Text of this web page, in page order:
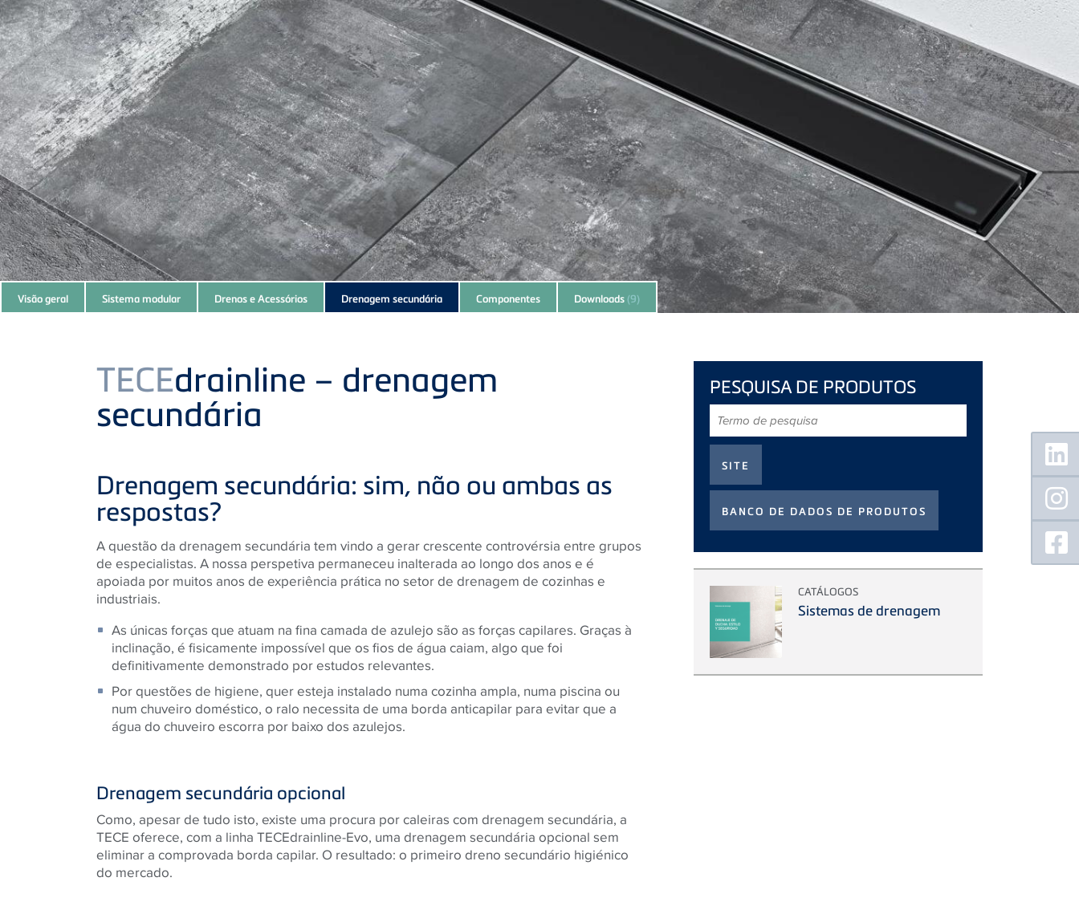
Subnavigation
of
Visão geral Sistema modular Drenos e Acessórios Drenagem secundária Componentes Downloads (9)
TECEdrainline – drenagem
secundária
Drenagem secundária: sim, não ou ambas as
respostas?
A questão da drenagem secundária tem vindo a gerar crescente controvérsia entre grupos
de especialistas. A nossa perspetiva permaneceu inalterada ao longo dos anos e é
apoiada por muitos anos de experiência prática no setor de drenagem de cozinhas e
industriais.
As únicas forças que atuam na fina camada de azulejo são as forças capilares. Graças à
inclinação, é fisicamente impossível que os fios de água caiam, algo que foi
definitivamente demonstrado por estudos relevantes.
Por questões de higiene, quer esteja instalado numa cozinha ampla, numa piscina ou
num chuveiro doméstico, o ralo necessita de uma borda anticapilar para evitar que a
água do chuveiro escorra por baixo dos azulejos.
Drenagem secundária opcional
Como, apesar de tudo isto, existe uma procura por caleiras com drenagem secundária, a
TECE oferece, com a linha TECEdrainline-Evo, uma drenagem secundária opcional sem
eliminar a comprovada borda capilar. O resultado: o primeiro dreno secundário higiénico
do mercado.
PESQUISA DE PRODUTOS
de
pesquisa
CATÁLOGOS
Sistemas de drenagem
Floating